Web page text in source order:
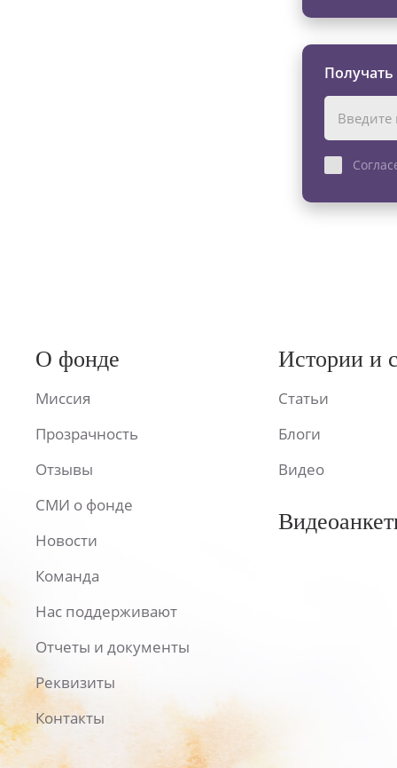
О фонде
Миссия
Прозрачность
Отзывы
СМИ о фонде
Новости
Команда
Нас поддерживают
Отчеты и документы
Реквизиты
Контакты
Истории и
Статьи
Блоги
Видео